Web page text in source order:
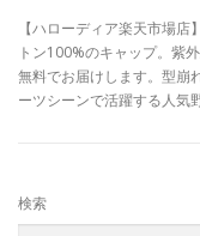
【ハローディア楽天市場
トン100%のキャップ。紫
無料でお届けします。型崩
ーツシーンで活躍する人気
検索